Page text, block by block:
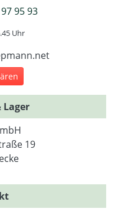
95 93
Uhr
19